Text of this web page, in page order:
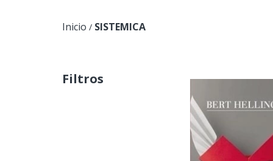
Inicio / SISTEMICA
Filtros